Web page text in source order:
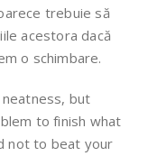
trebuie să
acestora dacă
o schimbare.
but
to finish what
not to beat your